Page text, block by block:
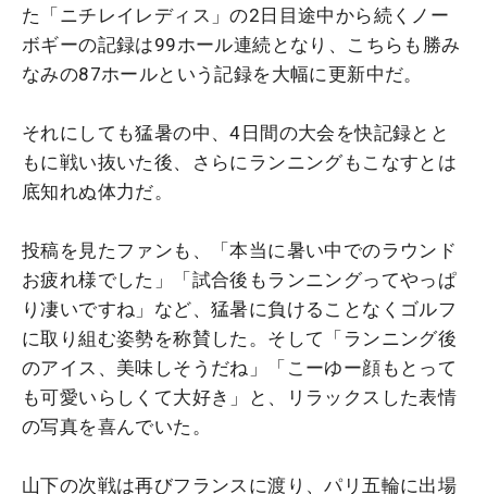
た「ニチレイレディス」の2日目途中から続くノー
ボギーの記録は99ホール連続となり、こちらも勝み
なみの87ホールという記録を大幅に更新中だ。
それにしても猛暑の中、4日間の大会を快記録とと
もに戦い抜いた後、さらにランニングもこなすとは
底知れぬ体力だ。
投稿を見たファンも、「本当に暑い中でのラウンド
お疲れ様でした」「試合後もランニングってやっぱ
り凄いですね」など、猛暑に負けることなくゴルフ
に取り組む姿勢を称賛した。そして「ランニング後
のアイス、美味しそうだね」「こーゆー顔もとって
も可愛いらしくて大好き」と、リラックスした表情
の写真を喜んでいた。
山下の次戦は再びフランスに渡り、パリ五輪に出場